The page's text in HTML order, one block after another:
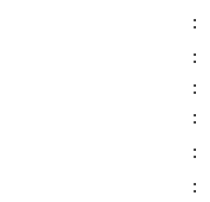
:
:
:
:
:
: